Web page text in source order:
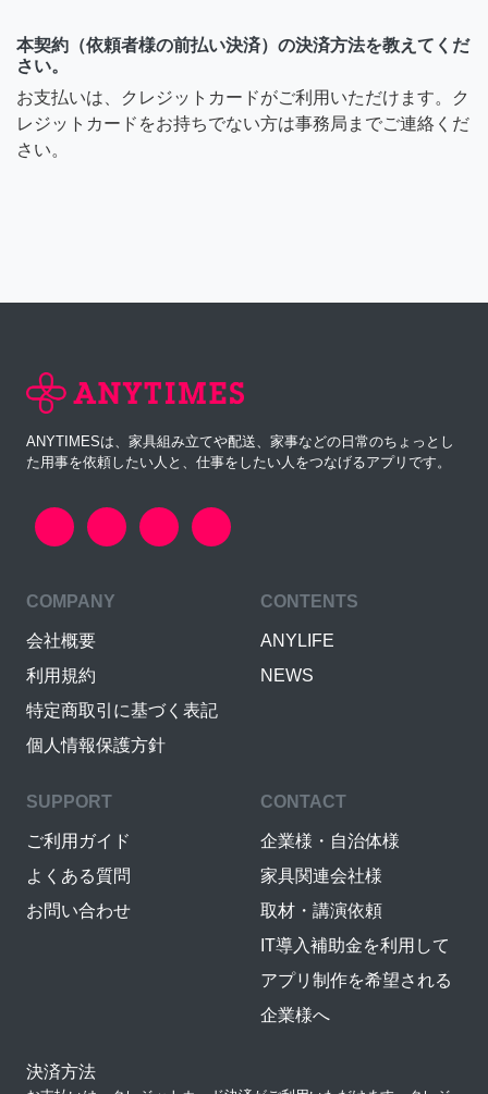
本契約（依頼者様の前払い決済）の決済方法を教えてくだ
さい。
お支払いは、クレジットカードがご利用いただけます。ク
レジットカードをお持ちでない方は事務局までご連絡くだ
さい。
ANYTIMESは、家具組み立てや配送、家事などの日常のちょっとし
た用事を依頼したい人と、仕事をしたい人をつなげるアプリです。
COMPANY
会社概要
利用規約
特定商取引に基づく表記
個人情報保護方針
CONTENTS
ANYLIFE
NEWS
SUPPORT
ご利用ガイド
よくある質問
お問い合わせ
CONTACT
企業様・自治体様
家具関連会社様
取材・講演依頼
IT導入補助金を利用して
アプリ制作を希望される
企業様へ
決済方法